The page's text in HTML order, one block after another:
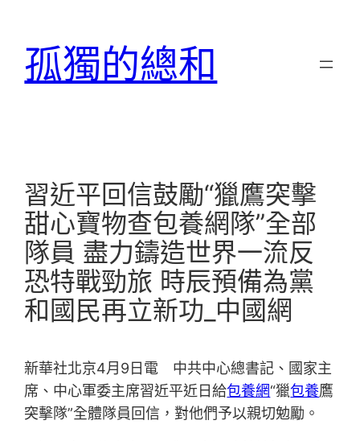
孤獨的總和
習近平回信鼓勵“獵鷹突擊
甜心寶物查包養網隊”全部
隊員 盡力鑄造世界一流反
恐特戰勁旅 時辰預備為黨
和國民再立新功_中國網
新華社北京4月9日電 中共中心總書記、國家主
席、中心軍委主席習近平近日給包養網“獵包養鷹
突擊隊”全體隊員回信，對他們予以親切勉勵。